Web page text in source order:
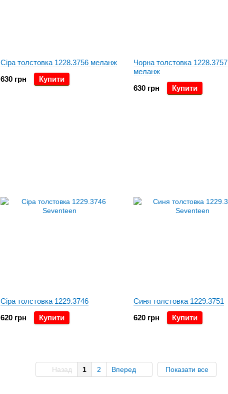
Сіра толстовка 1228.3756 меланж
630 грн
Купити
Чорна толстовка 1228.3757
меланж
630 грн
Купити
Сіра толстовка 1229.3746
620 грн
Купити
Синя толстовка 1229.3751
620 грн
Купити
Назад 1 2 Вперед Показати все